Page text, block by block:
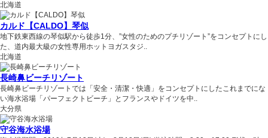
北海道
カルド【CALDO】琴似
地下鉄東西線の琴似駅から徒歩1分、”女性のためのプチリゾート”をコンセプトにし
た、道内最大級の女性専用ホットヨガスタジ..
北海道
長崎鼻ビーチリゾート
長崎鼻ビーチリゾートでは「安全・清潔・快適」をコンセプトにしたこれまでにな
い海水浴場「パーフェクトビーチ」とフランスやドイツを中..
大分県
守谷海水浴場